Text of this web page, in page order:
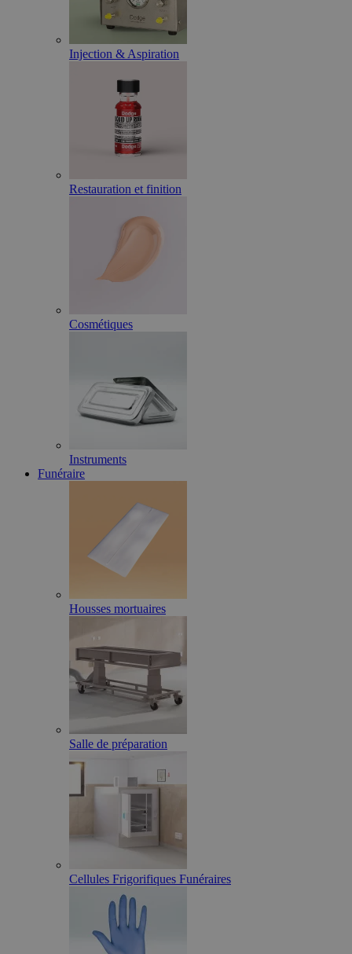
Injection & Aspiration
Restauration et finition
Cosmétiques
Instruments
Funéraire
Housses mortuaires
Salle de préparation
Cellules Frigorifiques Funéraires